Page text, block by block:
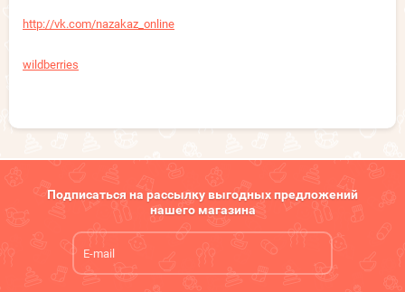
http://vk.com/nazakaz_online
wildberries
Подписаться на рассылку выгодных предложений
нашего магазина